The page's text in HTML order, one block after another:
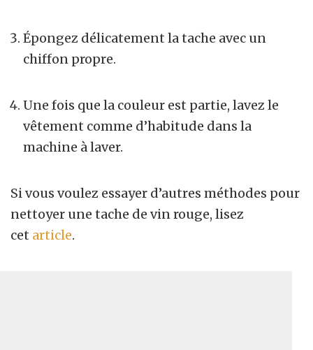
Épongez délicatement la tache avec un
chiffon propre.
Une fois que la couleur est partie, lavez le
vêtement comme d’habitude dans la
machine à laver.
Si vous voulez essayer d’autres méthodes pour
nettoyer une tache de vin rouge, lisez
cet article.